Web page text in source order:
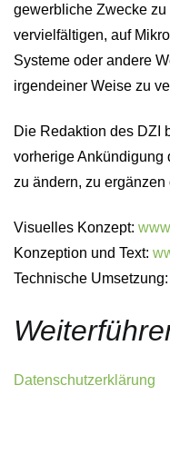
gewerbliche Zwecke
vervielfältigen, auf
Systeme oder andere
irgendeiner Weise zu
Die Redaktion des DZI
vorherige Ankündigung
zu ändern, zu ergänzen
Visuelles Konzept:
Konzeption und Text:
Technische Umsetzung:
Datenschutzerklärung